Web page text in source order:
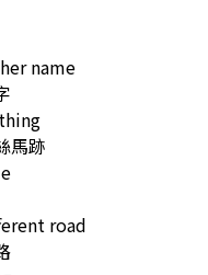
name
馬跡
road